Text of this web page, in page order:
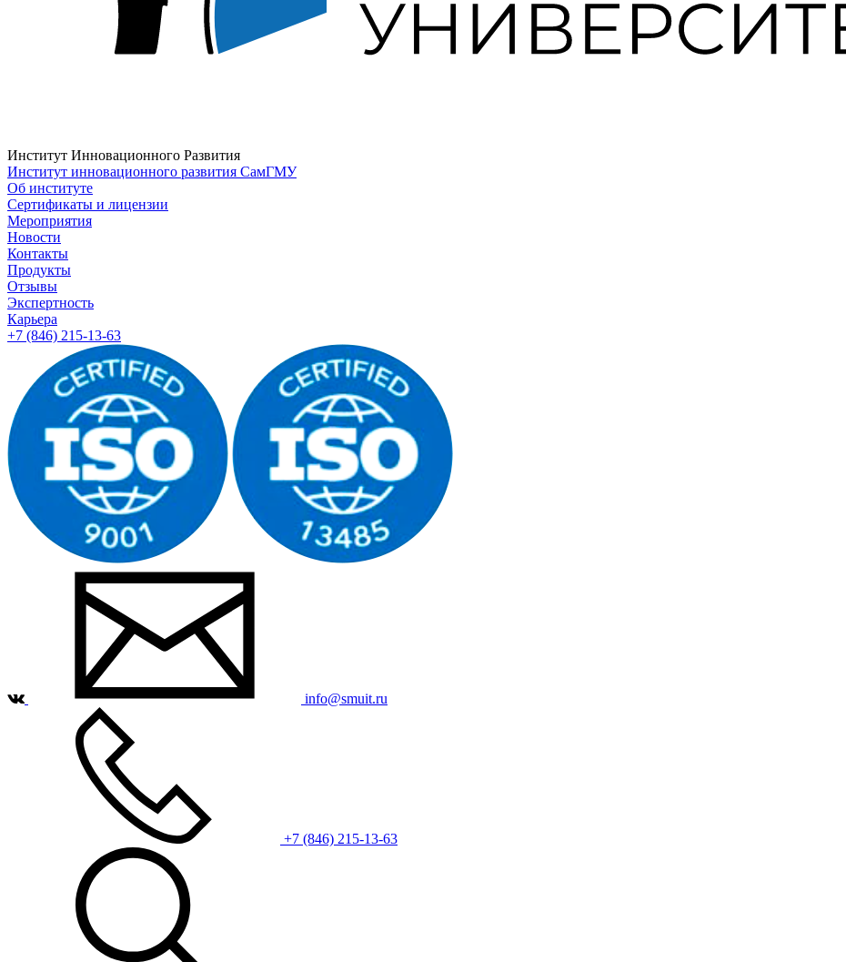
Институт Инновационного Развития
Институт инновационного развития СамГМУ
Об институте
Сертификаты и лицензии
Мероприятия
Новости
Контакты
Продукты
Отзывы
Экспертность
Карьера
+7 (846) 215-13-63
info@smuit.ru
+7 (846) 215-13-63